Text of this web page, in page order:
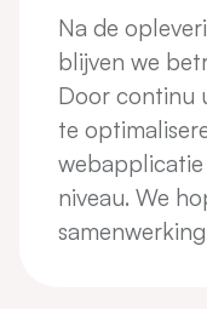
Na de
blijven we
Door continu
te
webapplicatie
niveau. We